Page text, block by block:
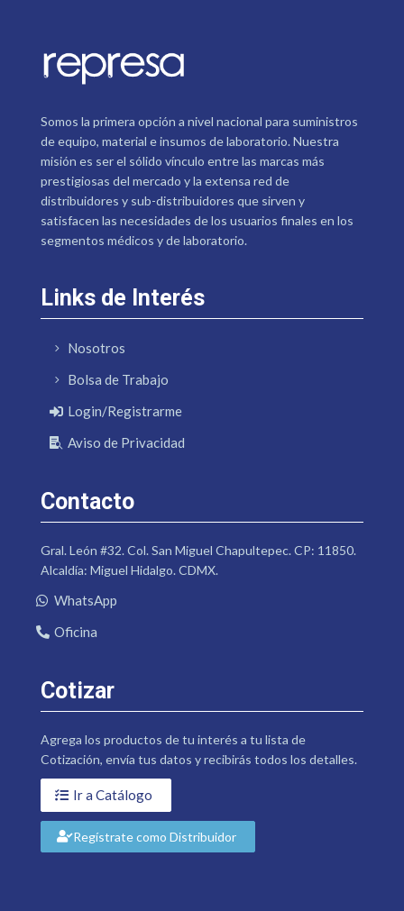
Somos la primera opción a nivel nacional para suministros
de equipo, material e insumos de laboratorio. Nuestra
misión es ser el sólido vínculo entre las marcas más
prestigiosas del mercado y la extensa red de
distribuidores y sub-distribuidores que sirven y
satisfacen las necesidades de los usuarios finales en los
segmentos médicos y de laboratorio.
Links de Interés
Nosotros
Bolsa de Trabajo
Login/Registrarme
Aviso de Privacidad
Contacto
Gral. León #32. Col. San Miguel Chapultepec. CP: 11850.
Alcaldía: Miguel Hidalgo. CDMX.
WhatsApp
Oficina
Cotizar
Agrega los productos de tu interés a tu lista de
Cotización, envía tus datos y recibirás todos los detalles.
Ir a Catálogo
Regístrate como Distribuidor